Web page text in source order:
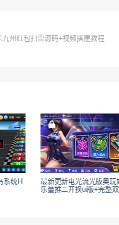
州红包扫雷源码+视频搭建教程
系统H
最新更新电光流光版奥玩
乐量推二开换ui版+完整